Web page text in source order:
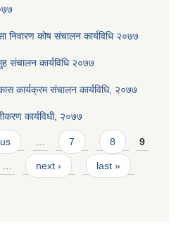
निवारण कोष संचालन कार्यविधि २०७७
संचालन कार्यविधि २०७७
कार्यक्रम संचालन कार्यविधि, २०७७
कार्यविधी, २०७७
7 8 9
next › last »